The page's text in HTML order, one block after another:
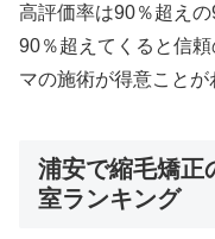
高評価率は90％超えの
90％超えてくると信
マの施術が得意ことが
浦安で縮毛矯正
室ランキング